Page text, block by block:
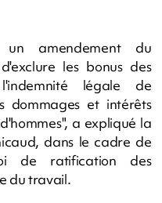
amendement du
les bonus des
légale de
dommages et intérêts
a expliqué la
dans le cadre de
de ratification des
du travail.